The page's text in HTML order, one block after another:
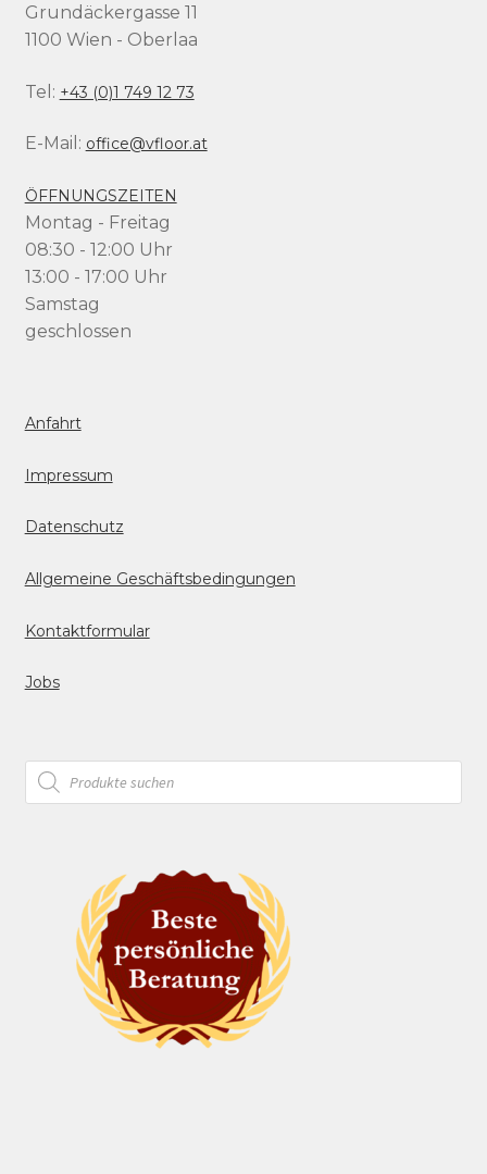
Grundäckergasse 11
1100 Wien - Oberlaa
Tel: +43 (0)1 749 12 73
E-Mail: office@vfloor.at
ÖFFNUNGSZEITEN
Montag - Freitag
08:30 - 12:00 Uhr
13:00 - 17:00 Uhr
Samstag
geschlossen
Anfahrt
Impressum
Datenschutz
Allgemeine Geschäftsbedingungen
Kontaktformular
Jobs
Products
search